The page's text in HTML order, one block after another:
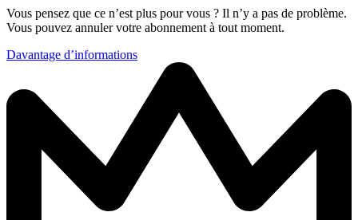
Vous pensez que ce n’est plus pour vous ? Il n’y a pas de problème.
Vous pouvez annuler votre abonnement à tout moment.
Davantage d’informations